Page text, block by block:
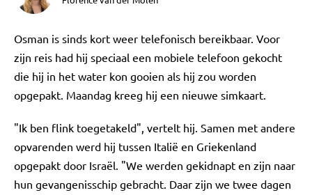
Osman is sinds kort weer telefonisch bereikbaar. Voor
zijn reis had hij speciaal een mobiele telefoon gekocht
die hij in het water kon gooien als hij zou worden
opgepakt. Maandag kreeg hij een nieuwe simkaart.
"Ik ben flink toegetakeld", vertelt hij. Samen met andere
opvarenden werd hij tussen Italië en Griekenland
opgepakt door Israël. "We werden gekidnapt en zijn naar
hun gevangenisschip gebracht. Daar zijn we twee dagen